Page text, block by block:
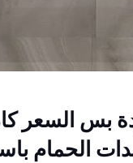
بس السعر
الحمام